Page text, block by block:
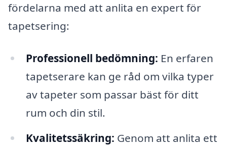
fördelarna med att anlita en expert för
tapetsering:
Professionell bedömning: En erfaren
tapetserare kan ge råd om vilka typer
av tapeter som passar bäst för ditt
rum och din stil.
Kvalitetssäkring: Genom att anlita ett